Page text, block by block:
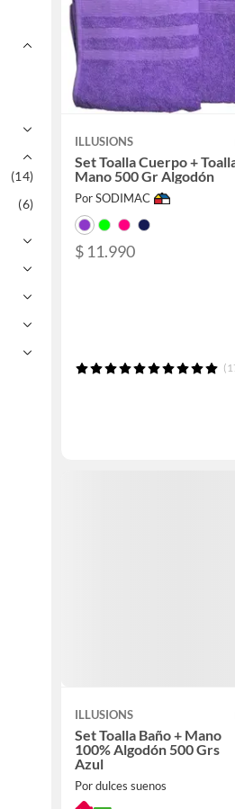
(14)
(6)
ILLUSIONS
Set Toalla Cuerpo +
Mano 500 Gr Algodón
Por SODIMAC
$ 11.990
ILLUSIONS
Set Toalla Baño + Mano
100% Algodón 500 Grs
Azul
Por dulces suenos